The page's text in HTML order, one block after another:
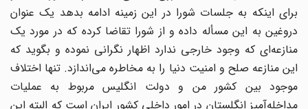
برای اینکه به جلسات شورا در این زمینه ادامه بدهد یک عنوان
دروغین به این مسأله داده و از شورا تقاضا کرده که در مورد یک
منازعه‌ای که وجود خارجی ندارد اظهار نگرانی نموده و بگوید که
این منازعه صلح و امنیت دنیا را به مخاطره می‌اندازد. تنها اختلاف
موجود بین کشور من و دولت انگلیس مربوط به عملیات
مداخله‌آمیز انگلستان در امور داخلی کشور ایران است که البته این